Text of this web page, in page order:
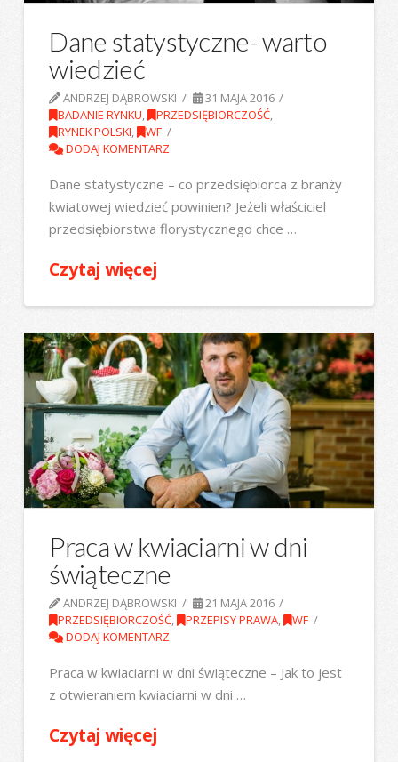
Dane statystyczne- warto
wiedzieć
ANDRZEJ DĄBROWSKI
31 MAJA 2016
BADANIE RYNKU, PRZEDSIĘBIORCZOŚĆ,
RYNEK POLSKI, WF
DODAJ KOMENTARZ
Dane statystyczne – co przedsiębiorca z branży
kwiatowej wiedzieć powinien? Jeżeli właściciel
przedsiębiorstwa florystycznego chce …
Czytaj więcej
Praca w kwiaciarni w dni
świąteczne
ANDRZEJ DĄBROWSKI
21 MAJA 2016
PRZEDSIĘBIORCZOŚĆ, PRZEPISY PRAWA, WF
DODAJ KOMENTARZ
Praca w kwiaciarni w dni świąteczne – Jak to jest
z otwieraniem kwiaciarni w dni …
Czytaj więcej